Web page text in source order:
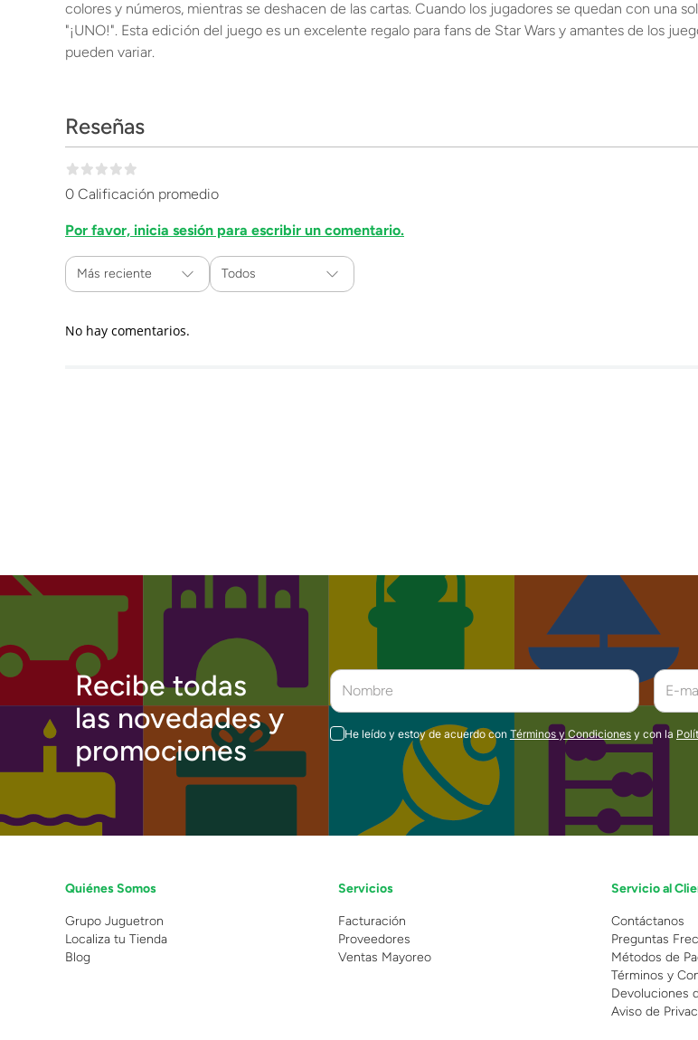
colores y números, mientras se deshacen de las cartas. Cuando los jugadores se quedan con una
"¡UNO!". Esta edición del juego es un excelente regalo para fans de Star Wars y amantes de los
pueden variar.
Reseñas
0 Calificación promedio
Por favor, inicia sesión para escribir un comentario.
Más reciente Todos
No hay comentarios.
Recibe todas
las novedades y
promociones
He leído y estoy de acuerdo con Términos y Condiciones y con la
Quiénes Somos
Grupo Juguetron
Localiza tu Tienda
Blog
Servicios
Facturación
Proveedores
Ventas Mayoreo
Servicio al
Contáctanos
Preguntas
Métodos de
Términos y
Devoluciones
Aviso de